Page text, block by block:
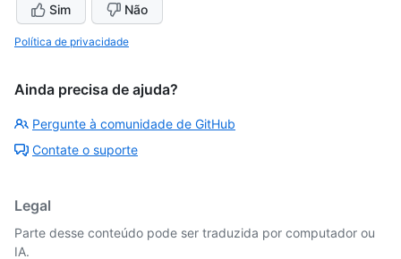
Sim Não
Política de privacidade
Ainda precisa de ajuda?
Pergunte à comunidade de GitHub
Contate o suporte
Legal
Parte desse conteúdo pode ser traduzida por computador ou
IA.